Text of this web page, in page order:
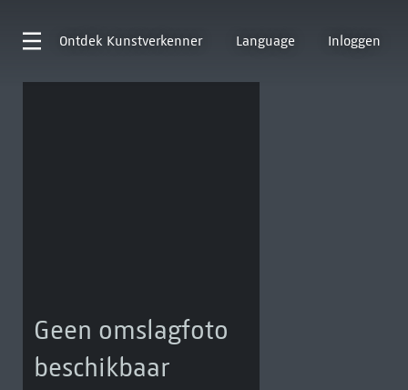
Ontdek Kunstverkenner Language Inloggen
Geen omslagfoto
beschikbaar